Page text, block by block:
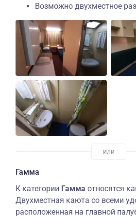
Возможно двухместное
Гамма
К категории Гамма относятся
Двухместная каюта со всеми
расположенная на главной